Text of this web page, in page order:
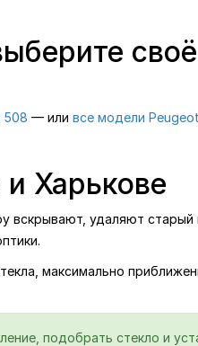
508 — или все модели Peugeot
Харькове
удаляют старый
максимально
подобрать стекло и